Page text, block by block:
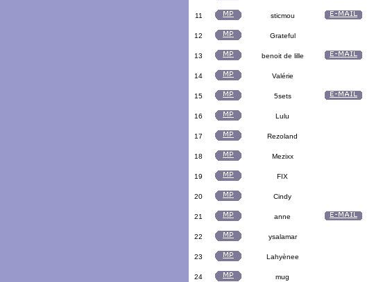
11 sticmou
12 Grateful
13 benoit de lille
14 Valérie
15 5sets
16 Lulu
17 Rezoland
18 Mezixx
19 FIX
20 Cindy
21 anne
22 ysalamar
23 Lahyènee
24 mug